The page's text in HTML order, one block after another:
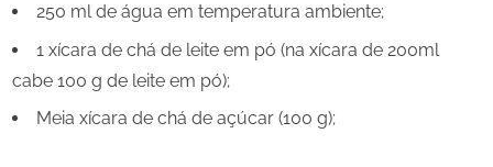
250 ml de água em temperatura ambiente;
1 xícara de chá de leite em pó (na xícara de 200ml
cabe 100 g de leite em pó);
Meia xícara de chá de açúcar (100 g);